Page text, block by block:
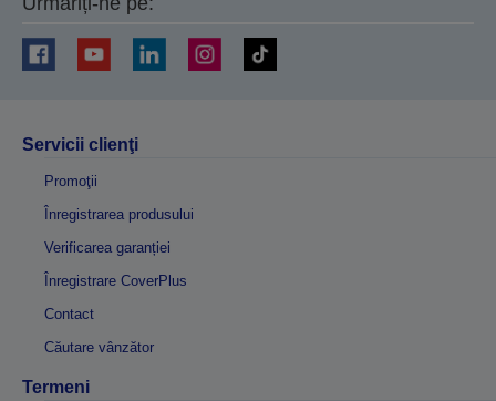
Servicii clienţi
Promoţii
Înregistrarea produsului
Verificarea garanției
Înregistrare CoverPlus
Contact
Căutare vânzător
Termeni